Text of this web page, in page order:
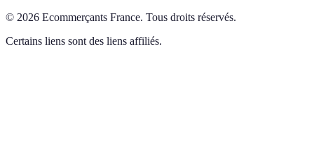
© 2026 Ecommerçants France. Tous droits réservés.
Certains liens sont des liens affiliés.